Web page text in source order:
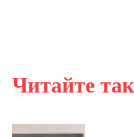
Читайте